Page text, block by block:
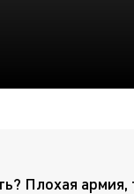
Плохая